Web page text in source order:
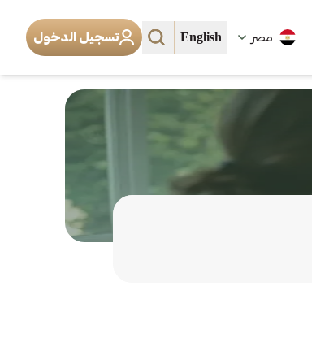
مصر English تسجيل الدخول